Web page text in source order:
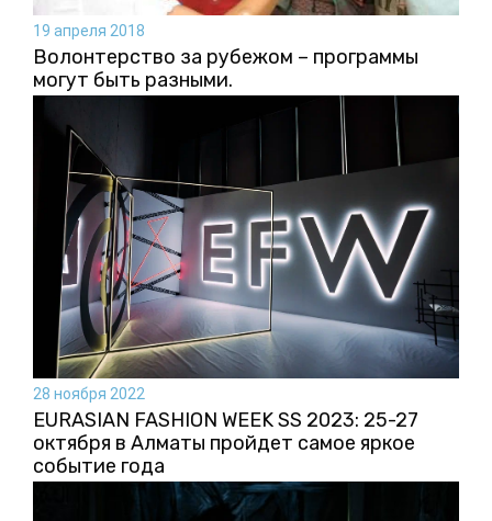
19 апреля 2018
Волонтерство за рубежом – программы
могут быть разными.
28 ноября 2022
EURASIAN FASHION WEEK SS 2023: 25-27
октября в Алматы пройдет самое яркое
событие года